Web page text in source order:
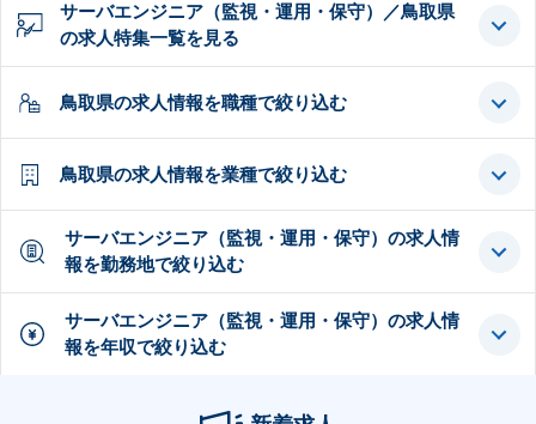
サーバエンジニア（監視・運用・保守）／鳥取県
の求人特集一覧を見る
鳥取県の求人情報を職種で絞り込む
鳥取県の求人情報を業種で絞り込む
サーバエンジニア（監視・運用・保守）の求人情
報を勤務地で絞り込む
サーバエンジニア（監視・運用・保守）の求人情
報を年収で絞り込む